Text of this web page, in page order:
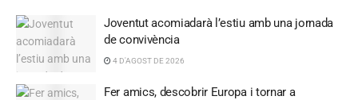
Joventut acomiadarà l’estiu amb una jornada
de convivència
4 D'AGOST DE 2026
Fer amics, descobrir Europa i tornar a